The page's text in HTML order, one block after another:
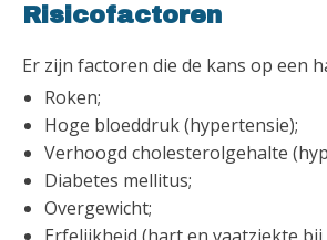
Risicofactoren
Er zijn factoren die de kans op een
Roken;
Hoge bloeddruk (hypertensie);
Verhoogd cholesterolgehalte
Diabetes mellitus;
Overgewicht;